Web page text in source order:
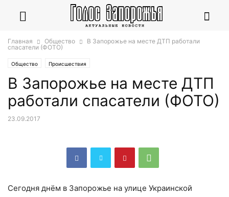
Главная Общество
В Запорожье на месте ДТП работали
спасатели (ФОТО)
Общество Происшествия
В Запорожье на месте ДТП
работали спасатели (ФОТО)
23.09.2017
Сегодня днём в Запорожье на улице Украинской